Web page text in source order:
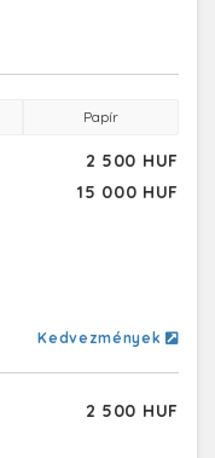
Papír
2 500 HUF
15 000 HUF
Kedvezmények
2 500 HUF